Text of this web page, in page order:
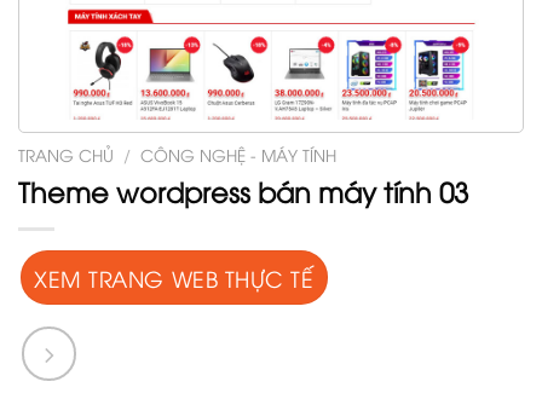
TRANG CHỦ / CÔNG NGHỆ - MÁY TÍNH
Theme wordpress bán máy tính 03
XEM TRANG WEB THỰC TẾ